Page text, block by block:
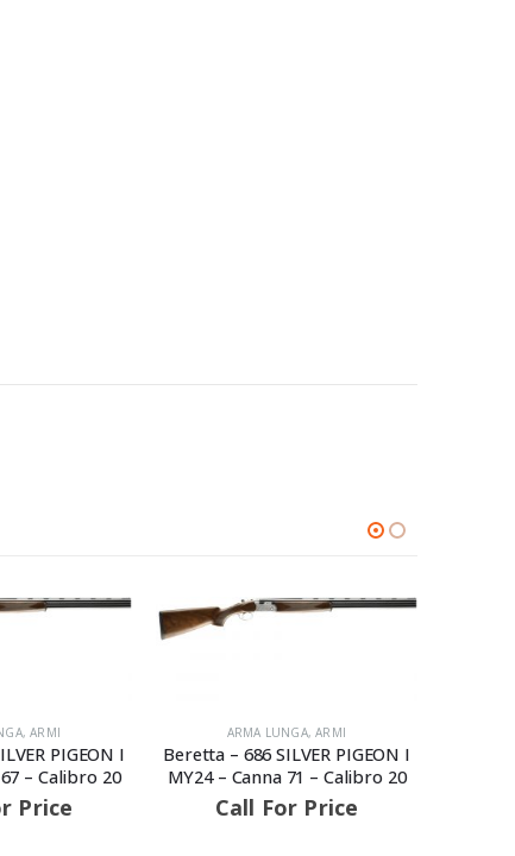
Beretta – 686 SILVER PIGEON I
MY24 – Canna 71 – Calibro 20
Call For Price